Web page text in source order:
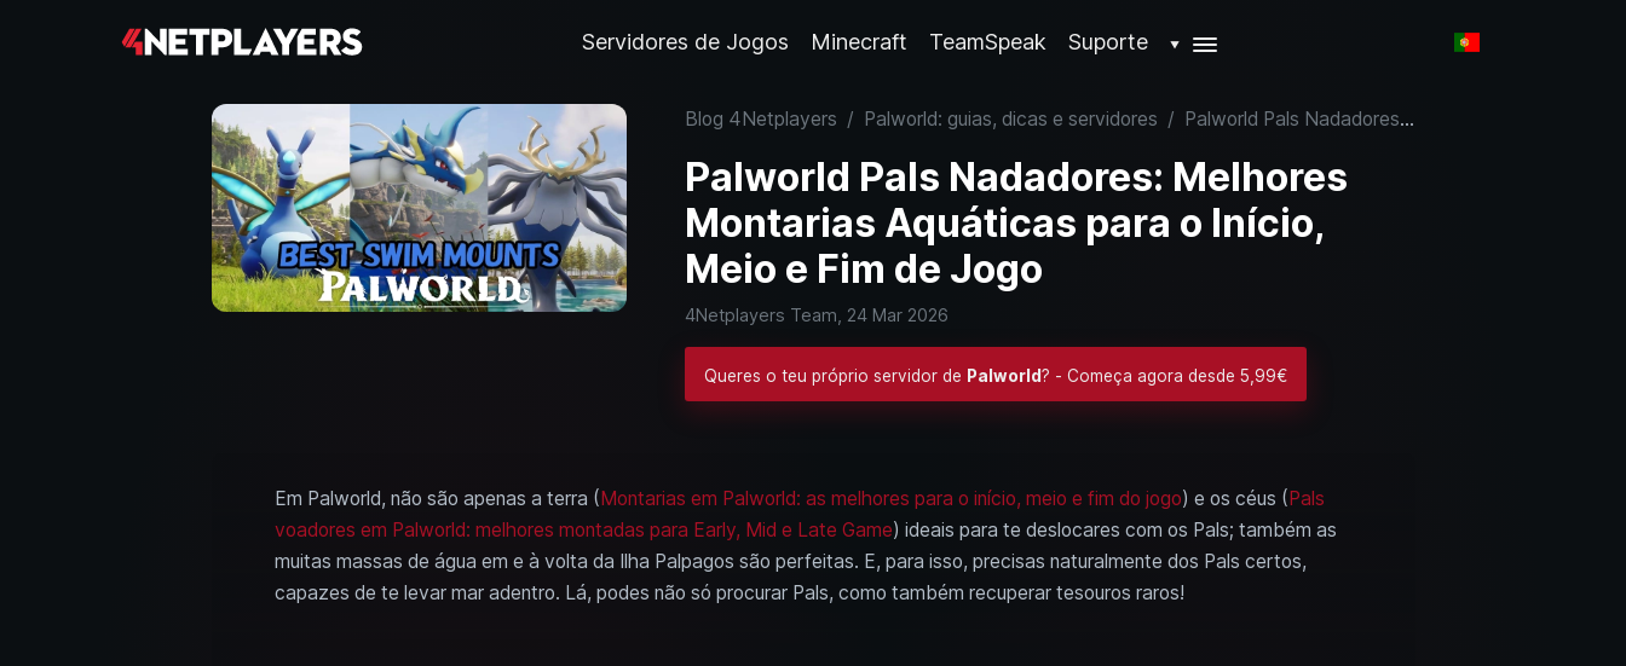
Servidores de Jogos Minecraft TeamSpeak Suporte ▼
Blog 4Netplayers / Palworld: guias, dicas e servidores / Palworld Pals Nadadores: Melhores Montarias Aquáticas para o Início, Meio e Fim de Jogo
Palworld Pals Nadadores: Melhores
Montarias Aquáticas para o Início,
Meio e Fim de Jogo
4Netplayers Team, 24 Mar 2026
Queres o teu próprio servidor de Palworld? - Começa agora desde 5,99€
Em Palworld, não são apenas a terra (Montarias em Palworld: as melhores para o início, meio e fim do jogo) e os céus (Pals
voadores em Palworld: melhores montadas para Early, Mid e Late Game) ideais para te deslocares com os Pals; também as
muitas massas de água em e à volta da Ilha Palpagos são perfeitas. E, para isso, precisas naturalmente dos Pals certos,
capazes de te levar mar adentro. Lá, podes não só procurar Pals, como também recuperar tesouros raros!